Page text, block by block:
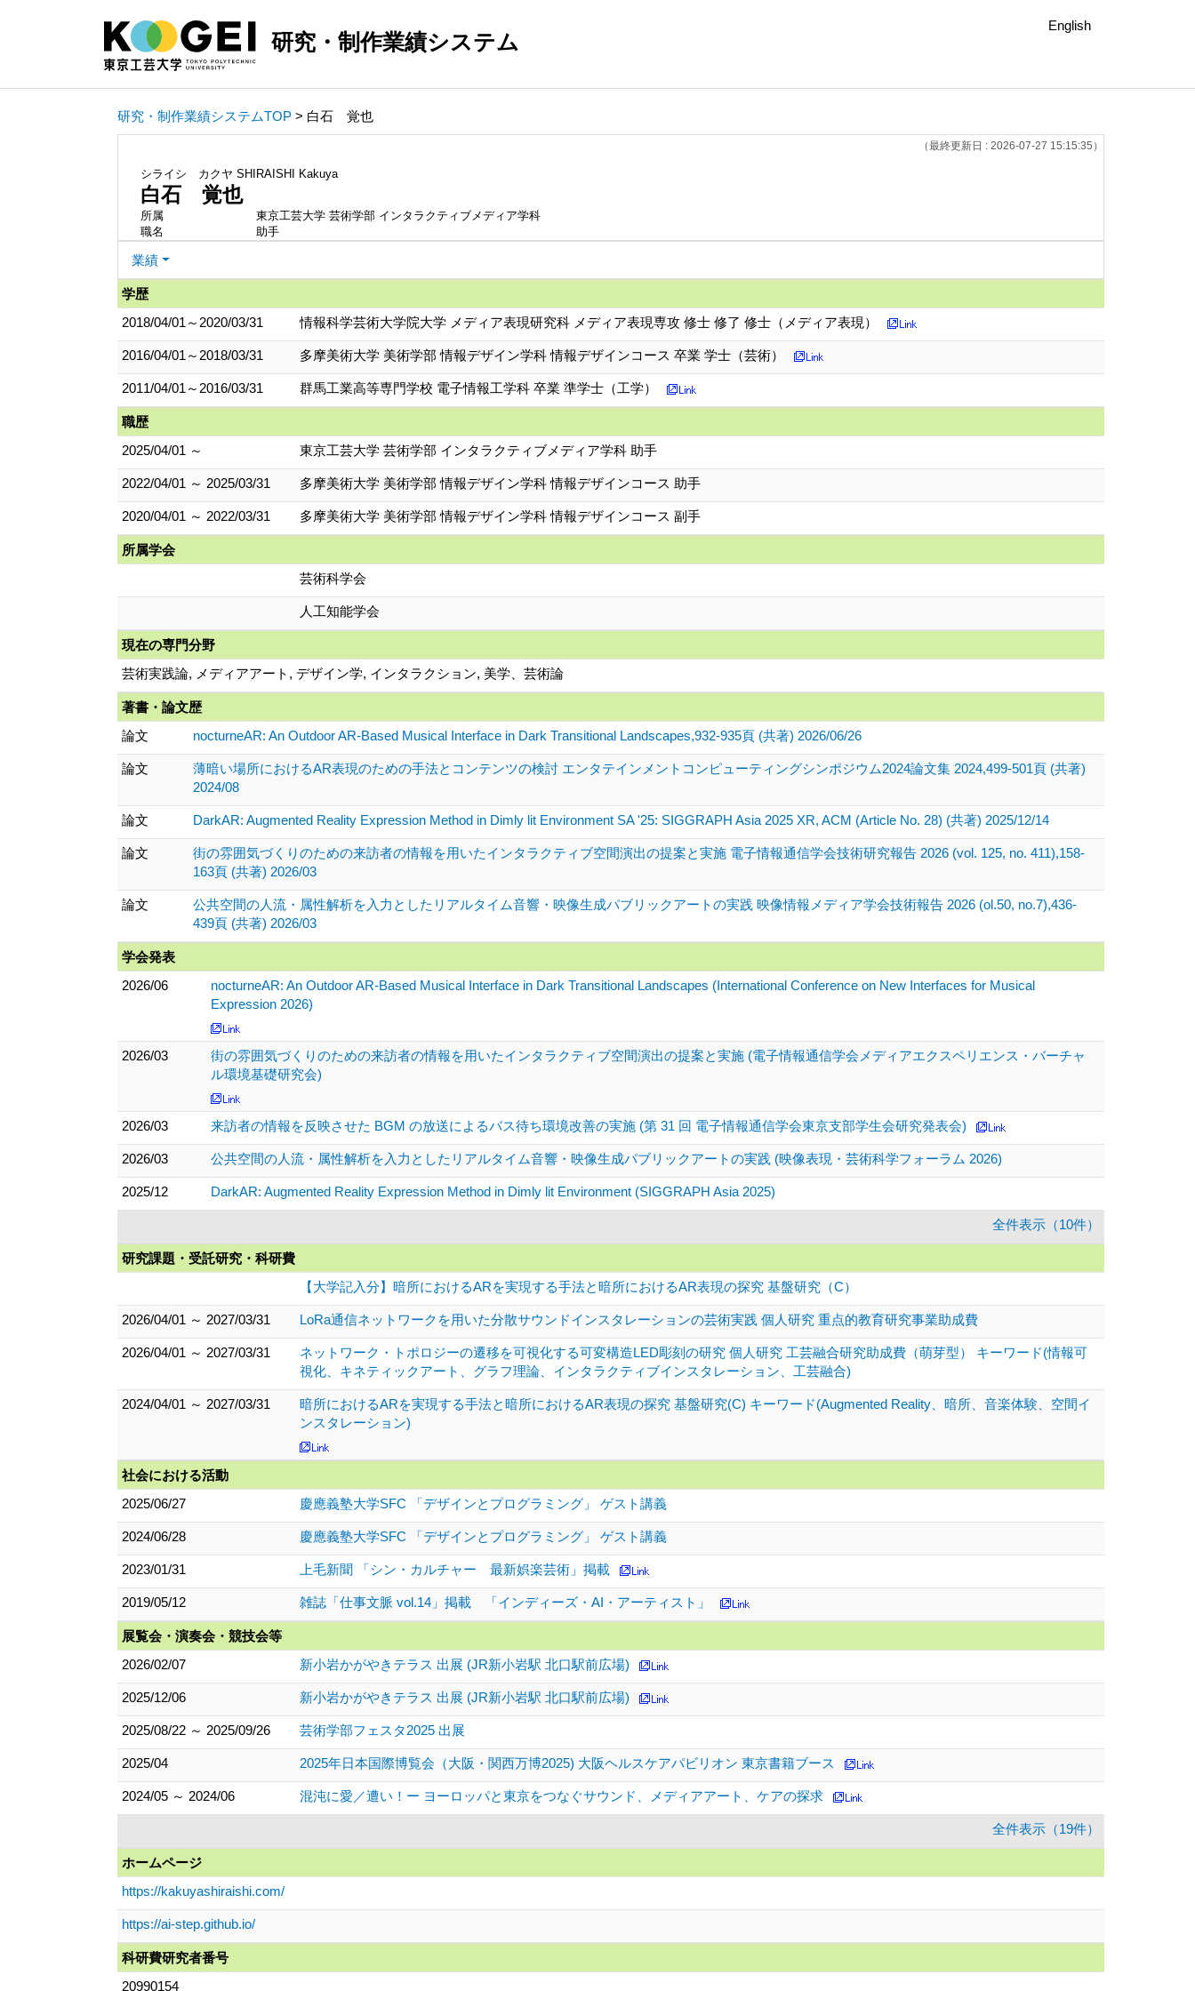
研究・制作業績システム
English
研究・制作業績システムTOP > 白石 覚也
（最終更新日 : 2026-07-27 15:15:35）
シライシ カクヤ SHIRAISHI Kakuya
白石 覚也
所属
東京工芸大学 芸術学部 インタラクティブメディア学科
職名
助手
業績
学歴
2018/04/01～2020/03/31
情報科学芸術大学院大学 メディア表現研究科 メディア表現専攻 修士 修了 修士（メディア表現）
2016/04/01～2018/03/31 多摩美術大学 美術学部 情報デザイン学科 情報デザインコース 卒業 学士（芸術）
2011/04/01～2016/03/31 群馬工業高等専門学校 電子情報工学科 卒業 準学士（工学）
職歴
2025/04/01 ～
東京工芸大学 芸術学部 インタラクティブメディア学科 助手
2022/04/01 ～ 2025/03/31 多摩美術大学 美術学部 情報デザイン学科 情報デザインコース 助手
2020/04/01 ～ 2022/03/31 多摩美術大学 美術学部 情報デザイン学科 情報デザインコース 副手
所属学会
芸術科学会
人工知能学会
現在の専門分野
芸術実践論, メディアアート, デザイン学, インタラクション, 美学、芸術論
著書・論文歴
論文
nocturneAR: An Outdoor AR-Based Musical Interface in Dark Transitional Landscapes,932-935頁 (共著) 2026/06/26
論文
薄暗い場所におけるAR表現のための手法とコンテンツの検討 エンタテインメントコンピューティングシンポジウム2024論文集 2024,499-501頁 (共著)
2024/08
論文 DarkAR: Augmented Reality Expression Method in Dimly lit Environment SA '25: SIGGRAPH Asia 2025 XR, ACM (Article No. 28) (共著) 2025/12/14
論文
街の雰囲気づくりのための来訪者の情報を用いたインタラクティブ空間演出の提案と実施 電子情報通信学会技術研究報告 2026 (vol. 125, no. 411),158-
163頁 (共著) 2026/03
論文
公共空間の人流・属性解析を入力としたリアルタイム音響・映像生成パブリックアートの実践 映像情報メディア学会技術報告 2026 (ol.50, no.7),436-
439頁 (共著) 2026/03
学会発表
2026/06
nocturneAR: An Outdoor AR-Based Musical Interface in Dark Transitional Landscapes (International Conference on New Interfaces for Musical
Expression 2026)
2026/03
街の雰囲気づくりのための来訪者の情報を用いたインタラクティブ空間演出の提案と実施 (電子情報通信学会メディアエクスペリエンス・バーチャ
ル環境基礎研究会)
2026/03 来訪者の情報を反映させた BGM の放送によるバス待ち環境改善の実施 (第 31 回 電子情報通信学会東京支部学生会研究発表会)
2026/03 公共空間の人流・属性解析を入力としたリアルタイム音響・映像生成パブリックアートの実践 (映像表現・芸術科学フォーラム 2026)
2025/12 DarkAR: Augmented Reality Expression Method in Dimly lit Environment (SIGGRAPH Asia 2025)
全件表示（10件）
研究課題・受託研究・科研費
【大学記入分】暗所におけるARを実現する手法と暗所におけるAR表現の探究 基盤研究（C）
2026/04/01 ～ 2027/03/31 LoRa通信ネットワークを用いた分散サウンドインスタレーションの芸術実践 個人研究 重点的教育研究事業助成費
2026/04/01 ～ 2027/03/31
ネットワーク・トポロジーの遷移を可視化する可変構造LED彫刻の研究 個人研究 工芸融合研究助成費（萌芽型） キーワード(情報可
視化、キネティックアート、グラフ理論、インタラクティブインスタレーション、工芸融合)
2024/04/01 ～ 2027/03/31
暗所におけるARを実現する手法と暗所におけるAR表現の探究 基盤研究(C) キーワード(Augmented Reality、暗所、音楽体験、空間イ
ンスタレーション)
社会における活動
2025/06/27
慶應義塾大学SFC 「デザインとプログラミング」 ゲスト講義
2024/06/28 慶應義塾大学SFC 「デザインとプログラミング」 ゲスト講義
2023/01/31 上毛新聞 「シン・カルチャー 最新娯楽芸術」掲載
2019/05/12 雑誌「仕事文脈 vol.14」掲載 「インディーズ・AI・アーティスト」
展覧会・演奏会・競技会等
2026/02/07
新小岩かがやきテラス 出展 (JR新小岩駅 北口駅前広場)
2025/12/06 新小岩かがやきテラス 出展 (JR新小岩駅 北口駅前広場)
2025/08/22 ～ 2025/09/26 芸術学部フェスタ2025 出展
2025/04 2025年日本国際博覧会（大阪・関西万博2025) 大阪ヘルスケアパビリオン 東京書籍ブース
2024/05 ～ 2024/06 混沌に愛／遭い！ー ヨーロッパと東京をつなぐサウンド、メディアアート、ケアの探求
全件表示（19件）
ホームページ
https://kakuyashiraishi.com/
https://ai-step.github.io/
科研費研究者番号
20990154